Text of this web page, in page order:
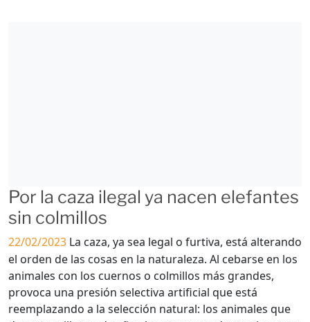
Por la caza ilegal ya nacen elefantes
sin colmillos
22/02/2023 La caza, ya sea legal o furtiva, está alterando
el orden de las cosas en la naturaleza. Al cebarse en los
animales con los cuernos o colmillos más grandes,
provoca una presión selectiva artificial que está
reemplazando a la selección natural: los animales que